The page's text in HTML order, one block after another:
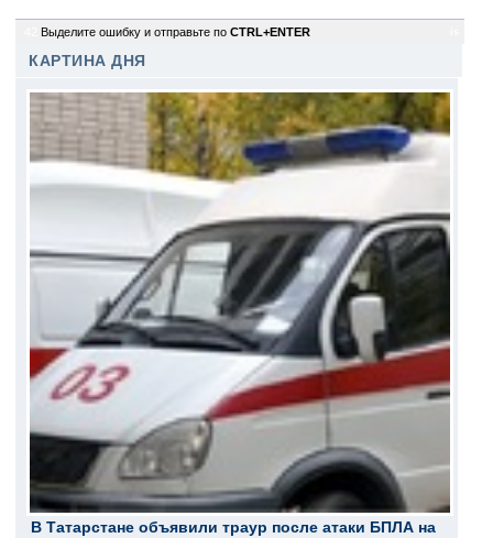
Выделите ошибку и отправьте по CTRL+ENTER
КАРТИНА ДНЯ
В Татарстане объявили траур после атаки БПЛА на